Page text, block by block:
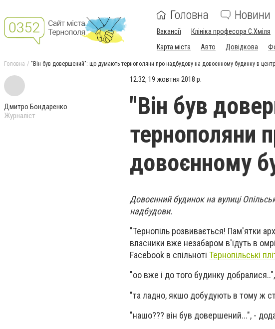
Головна Новини
Вакансії Клініка професора С.Хміля
Карта міста
Авто Довідкова
Головна "Він був довершений": що думають тернополяни про надбудову на довоєнному будинку в
Дмитро Бондаренко
Журналіст
12:32, 19 жовтня 2018 р.
"Він був
тернополяни
довоєнному
Довоєнний будинок на вулиці
надбудови.
"Тернопіль розвивається! Пам'ятки
власники вже незабаром в'їдуть в
Facebook в спільноті Тернопільські
"оо вже і до того будинку
"та ладно, якшо добудують в тому ж
"нашо??? він був довершений...", -